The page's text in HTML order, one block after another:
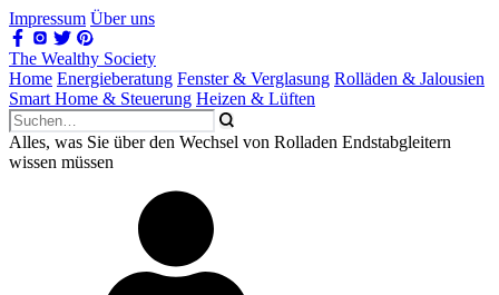
Impressum Über uns
The Wealthy Society
Home Energieberatung Fenster & Verglasung Rolläden & Jalousien
Smart Home & Steuerung Heizen & Lüften
Alles, was Sie über den Wechsel von Rolladen Endstabgleitern
wissen müssen